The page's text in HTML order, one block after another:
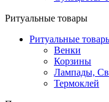
Ритуальные товары
Ритуальные
Венки
Корзины
Лампады,
Термоклей